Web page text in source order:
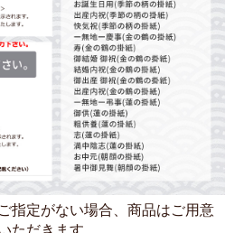
指定がない場合、商品はご用意